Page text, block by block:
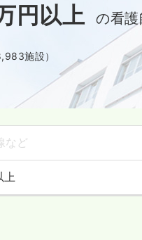
円以上 の看
施設）
など
上